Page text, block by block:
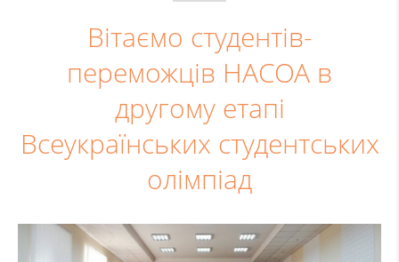
Вітаємо студентів-
переможців НАСОА в
другому етапі
Всеукраїнських студентських
олімпіад